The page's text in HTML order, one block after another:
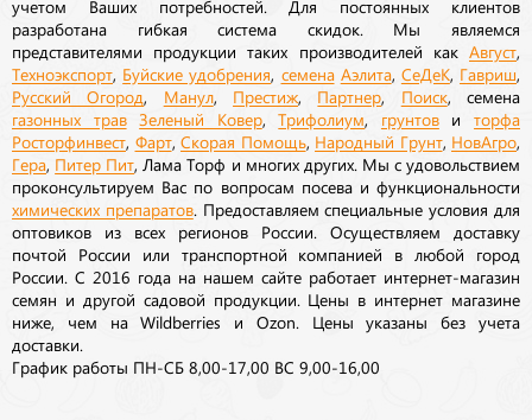
учетом Ваших потребностей. Для постоянных клиентов
разработана гибкая система скидок. Мы являемся
представителями продукции таких производителей как Август
Техноэкспорт Буйские удобрения семена Аэлита, СеДеК Гавриш
Русский Огород Манул, Престиж Партнер Поиск, семена
газонных трав Зеленый Ковер,Трифолиум грунтовиторфа
Росторфинвест Фарт, Скорая Помощь Народный Грунт, НовАгро
Гера Питер Пит , Лама Торф и многих других. Мы с удовольствием
проконсультируем Вас по вопросам посева и функциональности
химических препаратов. Предоставляем специальные условия для
оптовиков из всех регионов России. Осуществляем доставку
почтой России или транспортной компанией в любой город
России. С 2016 года на нашем сайте работает интернет-магазин
семян и другой садовой продукции. Цены в интернет магазине
ниже, чем на Wildberries и Ozon. Цены указаны без учета
доставки.
График работы ПН-СБ 8,00-17,00 ВС 9,00-16,00